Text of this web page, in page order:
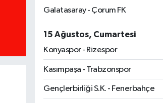
Galatasaray - Çorum FK
15 Ağustos, Cumartesi
Konyaspor - Rizespor
Kasımpaşa - Trabzonspor
Gençlerbirliği S.K. - Fenerbahçe